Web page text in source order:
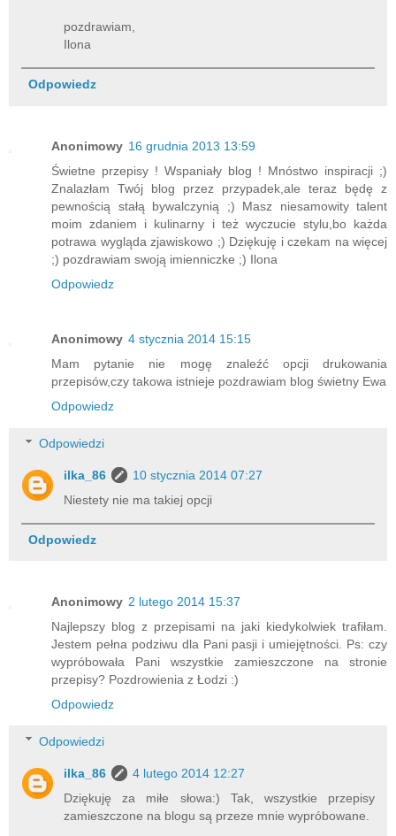
pozdrawiam,
Ilona
Odpowiedz
Anonimowy 16 grudnia 2013 13:59
Świetne przepisy ! Wspaniały blog ! Mnóstwo inspiracji ;)
Znalazłam Twój blog przez przypadek,ale teraz będę z
pewnością stałą bywalczynią ;) Masz niesamowity talent
moim zdaniem i kulinarny i też wyczucie stylu,bo każda
potrawa wygląda zjawiskowo ;) Dziękuję i czekam na więcej
;) pozdrawiam swoją imienniczke ;) Ilona
Odpowiedz
Anonimowy 4 stycznia 2014 15:15
Mam pytanie nie mogę znaleźć opcji drukowania
przepisów,czy takowa istnieje pozdrawiam blog świetny Ewa
Odpowiedz
Odpowiedzi
ilka_86
10 stycznia 2014 07:27
Niestety nie ma takiej opcji
Odpowiedz
Anonimowy 2 lutego 2014 15:37
Najlepszy blog z przepisami na jaki kiedykolwiek trafiłam.
Jestem pełna podziwu dla Pani pasji i umiejętności. Ps: czy
wypróbowała Pani wszystkie zamieszczone na stronie
przepisy? Pozdrowienia z Łodzi :)
Odpowiedz
Odpowiedzi
ilka_86
4 lutego 2014 12:27
Dziękuję za miłe słowa:) Tak, wszystkie przepisy
zamieszczone na blogu są przeze mnie wypróbowane.